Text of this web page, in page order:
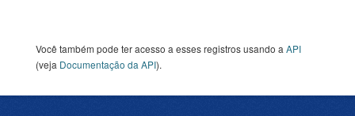
Você também pode ter acesso a esses registros usando a API
(veja Documentação da API).